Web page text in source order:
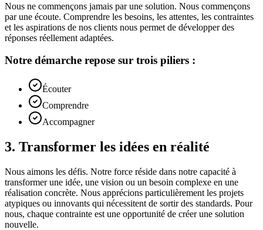
Nous ne commençons jamais par une solution. Nous commençons
par une écoute. Comprendre les besoins, les attentes, les contraintes
et les aspirations de nos clients nous permet de développer des
réponses réellement adaptées.
Notre démarche repose sur trois piliers :
Écouter
Comprendre
Accompagner
3. Transformer les idées en réalité
Nous aimons les défis. Notre force réside dans notre capacité à
transformer une idée, une vision ou un besoin complexe en une
réalisation concrète. Nous apprécions particulièrement les projets
atypiques ou innovants qui nécessitent de sortir des standards. Pour
nous, chaque contrainte est une opportunité de créer une solution
nouvelle.